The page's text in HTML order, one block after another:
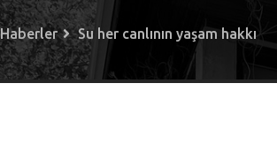
Haberler Su her canlının yaşam hakkı